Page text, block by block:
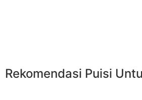
Rekomendasi Puisi